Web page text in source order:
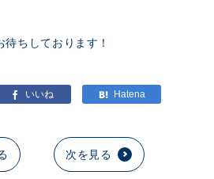
ちしております！
次を見る